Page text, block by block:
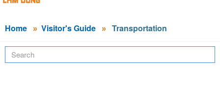
Home Visitor's Guide Transportation